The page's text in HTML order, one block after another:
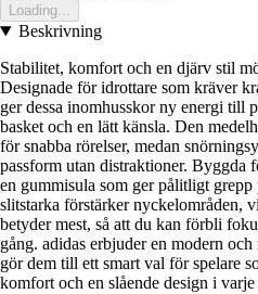
Loading...
Beskrivning
Stabilitet, komfort och en djärv stil
Designade för idrottare som kräver
ger dessa inomhusskor ny energi till
basket och en lätt känsla. Den
för snabba rörelser, medan
passform utan distraktioner. Byggda
en gummisula som ger pålitligt
slitstarka förstärker nyckelområden,
betyder mest, så att du kan förbli
gång. adidas erbjuder en modern
gör dem till ett smart val för spelare
komfort och en slående design i varje